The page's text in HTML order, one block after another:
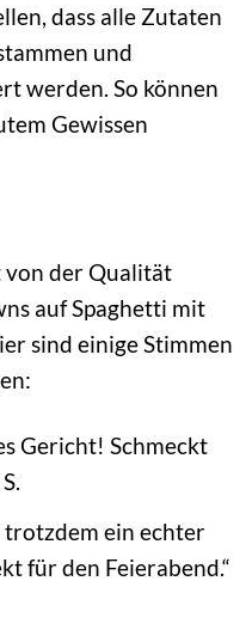
dass alle Zutaten
und
werden. So können
Gewissen
von der Qualität
auf Spaghetti mit
sind einige Stimmen
Gericht! Schmeckt
trotzdem ein echter
für den Feierabend.“